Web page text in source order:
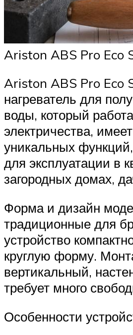
Ariston ABS Pro Eco
Ariston ABS Pro Eco
нагреватель для
воды, который
электричества,
уникальных
для эксплуатации в
загородных домах,
Форма и дизайн
традиционные для
устройство
круглую форму.
вертикальный,
требует много
Особенности